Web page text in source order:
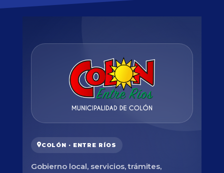
COLÓN · ENTRE RÍOS
Gobierno local, servicios, trámites,